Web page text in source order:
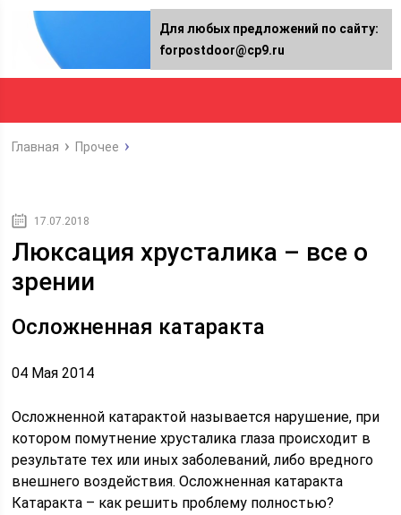
Главная Прочее
17.07.2018
Люксация хрусталика – все о
зрении
Осложненная катаракта
04 Мая 2014
Осложненной катарактой называется нарушение, при
котором помутнение хрусталика глаза происходит в
результате тех или иных заболеваний, либо вредного
внешнего воздействия. Осложненная катаракта
Катаракта – как решить проблему полностью?
Для любых предложений по сайту:
forpostdoor@cp9.ru